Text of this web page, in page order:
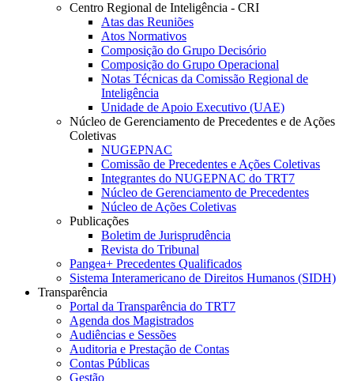
Centro Regional de Inteligência - CRI
Atas das Reuniões
Atos Normativos
Composição do Grupo Decisório
Composição do Grupo Operacional
Notas Técnicas da Comissão Regional de
Inteligência
Unidade de Apoio Executivo (UAE)
Núcleo de Gerenciamento de Precedentes e de Ações
Coletivas
NUGEPNAC
Comissão de Precedentes e Ações Coletivas
Integrantes do NUGEPNAC do TRT7
Núcleo de Gerenciamento de Precedentes
Núcleo de Ações Coletivas
Publicações
Boletim de Jurisprudência
Revista do Tribunal
Pangea+ Precedentes Qualificados
Sistema Interamericano de Direitos Humanos (SIDH)
Transparência
Portal da Transparência do TRT7
Agenda dos Magistrados
Audiências e Sessões
Auditoria e Prestação de Contas
Contas Públicas
Gestão